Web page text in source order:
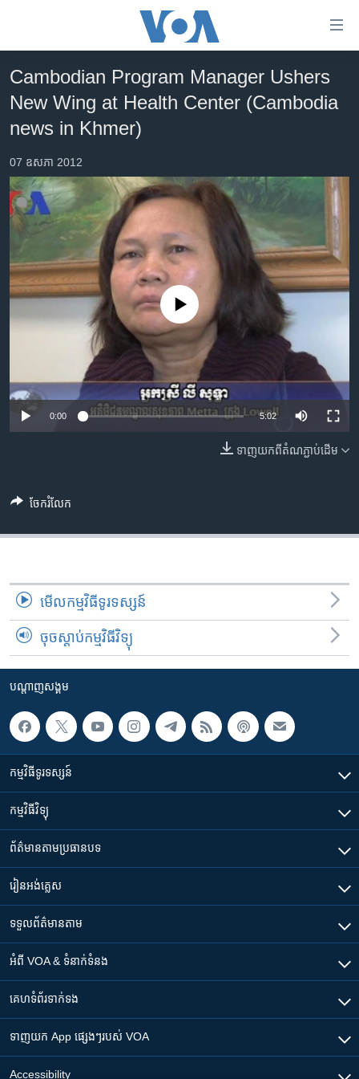
ទាក់ទង
រំលង​
និង​
ទៅ​​
ទំព័រ​
ព័ត៌មាន​​
រំលង​
និង​
ចូល​
ទៅ​
សម្ព័ន្ធ​
រំលង​
ទំព័រ​
រក
កម្ពុជា
អន្តរជាតិ
ចិន
ហេឡូវីអូអេ
កម្ពុជាច្នៃប្រតិដ្ឋ
ព្រឹត្តិការណ៍ព័ត៌មាន
ទូរទស្សន៍ / វីដេអូ​
Khmer English
បណ្តាញ​សង្គម
ភាសា
Cambodian Program Manager Ushers
New Wing at Health Center (Cambodia
news in Khmer)
07 ឧសភា 2012
No media source currently available
0:00 5:02
ទាញ​យក​ពី​តំណភ្ជាប់​ដើម
ចែករំលែក
មើល​កម្មវិធី​ទូរទស្សន៍
ចុចស្តាប់កម្មវិធីវិទ្យុ
បណ្តាញ​សង្គម
កម្មវិធី​ទូរទស្សន៍
កម្មវិធី​វិទ្យុ
ព័ត៌មាន​តាមប្រធានបទ​
រៀន​​អង់គ្លេស
ទទួល​ព័ត៌មាន​តាម
អំពី​ VOA & ទំនាក់ទំនង
គេហទំព័រ​​ទាក់ទង
ទាញយក​ App ផ្សេងៗ​របស់​ VOA
Accessibility